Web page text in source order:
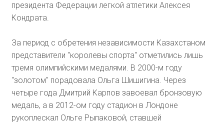
президента Федерации легкой атлетики Алексея
Кондрата.
За период с обретения независимости Казахстаном
представители "королевы спорта" отметились лишь
тремя олимпийскими медалями. В 2000-м году
"золотом" порадовала Ольга Шишигина. Через
четыре года Дмитрий Карпов завоевал бронзовую
медаль, а в 2012-ом году стадион в Лондоне
рукоплескал Ольге Рыпаковой, ставшей